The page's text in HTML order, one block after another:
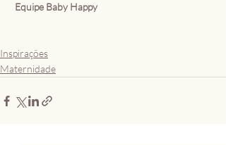
Equipe Baby Happy
Inspirações
Maternidade